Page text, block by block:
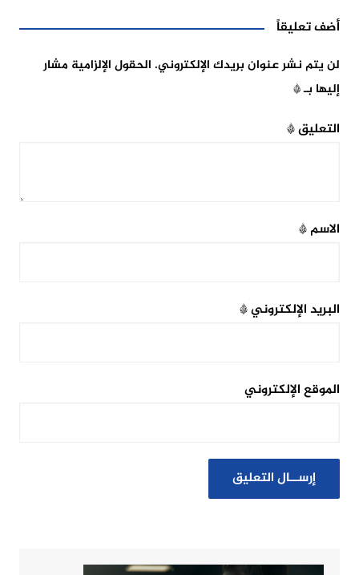
أضف تعليقاً
لن يتم نشر عنوان بريدك الإلكتروني. الحقول الإلزامية مشار
إليها بـ*
التعليق*
الاسم*
البريد الإلكتروني*
الموقع الإلكتروني